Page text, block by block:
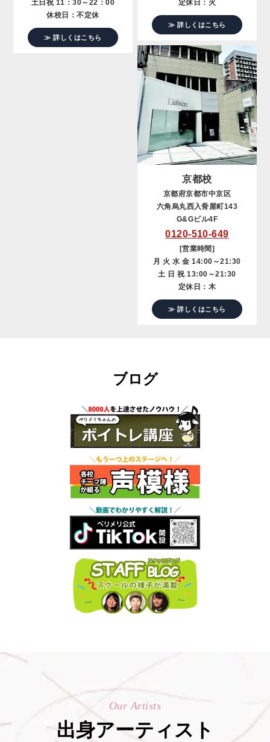
土日祝 11：30～22：00
休校日：不定休
≫ 詳しくはこちら
定休日：火
≫ 詳しくはこちら
京都校
京都府京都市中京区
六角烏丸西入骨屋町143
G&Gビル4F
0120-510-649
[営業時間]
月 火 水 金 14:00～21:30
土 日 祝 13:00～21:30
定休日：木
≫ 詳しくはこちら
ブログ
Our Artists
出身アーティスト